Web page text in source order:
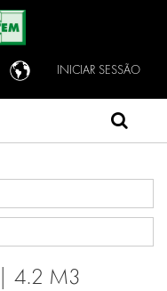
INICIAR SESSÃO
4.2 M3